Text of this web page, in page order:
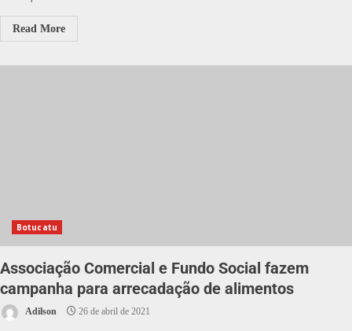
Read More
Botucatu
Associação Comercial e Fundo Social fazem
campanha para arrecadação de alimentos
Adilson 26 de abril de 2021